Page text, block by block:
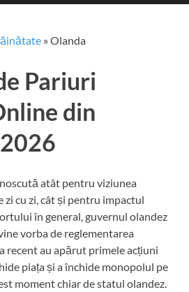
» Olanda
Pariuri
din
atât pentru viziunea
zi cu zi, cât și pentru impactul
în general, guvernul olandez
vorba de reglementarea
recent au apărut primele acțiuni
piața și a închide monopolul pe
moment chiar de statul olandez.